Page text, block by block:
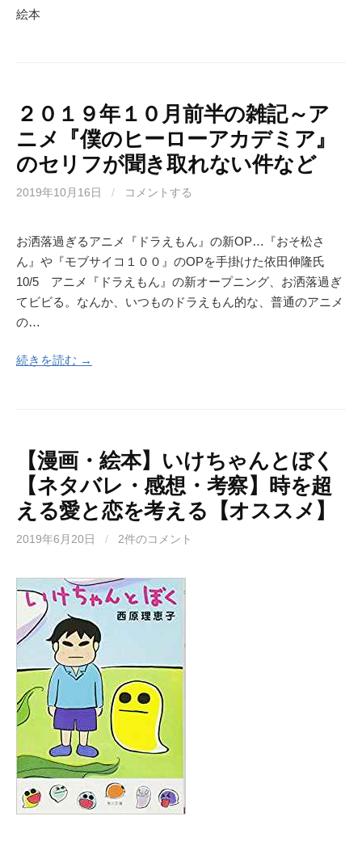
絵本
２０１９年１０月前半の雑記～ア
ニメ『僕のヒーローアカデミア』
のセリフが聞き取れない件など
2019年10月16日 / コメントする
お洒落過ぎるアニメ『ドラえもん』の新OP…『おそ松さ
ん』や『モブサイコ１００』のOPを手掛けた依田伸隆氏
10/5 アニメ『ドラえもん』の新オープニング、お洒落過ぎ
てビビる。なんか、いつものドラえもん的な、普通のアニメ
の…
続きを読む →
【漫画・絵本】いけちゃんとぼく
【ネタバレ・感想・考察】時を超
える愛と恋を考える【オススメ】
2019年6月20日 / 2件のコメント